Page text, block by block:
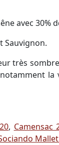
avec 30%
Sauvignon.
très
, Camensac